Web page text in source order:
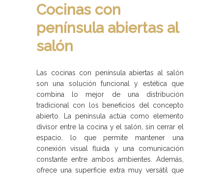
Cocinas con
península abiertas al
salón
Las cocinas con península abiertas al salón
son una solución funcional y estética que
combina lo mejor de una distribución
tradicional con los beneficios del concepto
abierto. La península actúa como elemento
divisor entre la cocina y el salón, sin cerrar el
espacio, lo que permite mantener una
conexión visual fluida y una comunicación
constante entre ambos ambientes. Además,
ofrece una superficie extra muy versátil que